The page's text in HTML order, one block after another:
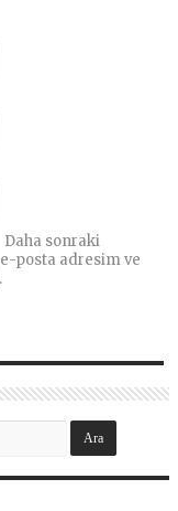
Daha sonraki
posta adresim ve